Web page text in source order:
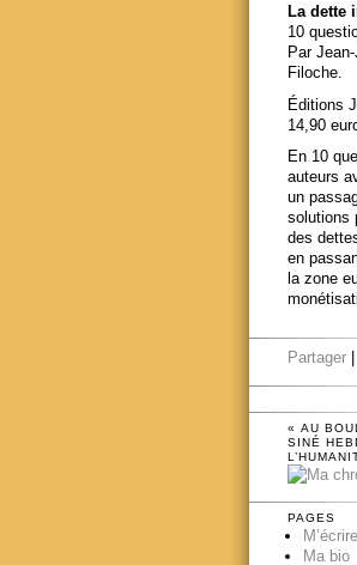
La dette
10
Par
Filoche.
Éditions
14,90
En 10
auteurs
un
solutions
des
en
la zone
Partager
« AU
SINÉ
PAGES
M’écrire
Ma bio